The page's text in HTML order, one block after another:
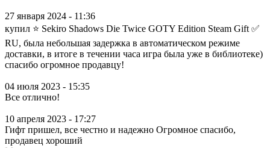
27 января 2024 - 11:36
купил ⭐ Sekiro Shadows Die Twice GOTY Edition Steam Gift ✅
RU, была небольшая задержка в автоматическом режиме
доставки, в итоге в течении часа игра была уже в библиотеке)
спасибо огромное продавцу!
04 июля 2023 - 15:35
Все отлично!
10 апреля 2023 - 17:27
Гифт пришел, все честно и надежно Огромное спасибо,
продавец хороший